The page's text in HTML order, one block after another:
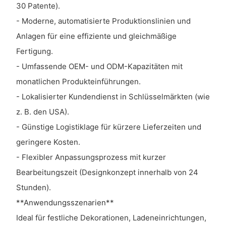
30 Patente).
- Moderne, automatisierte Produktionslinien und
Anlagen für eine effiziente und gleichmäßige
Fertigung.
- Umfassende OEM- und ODM-Kapazitäten mit
monatlichen Produkteinführungen.
- Lokalisierter Kundendienst in Schlüsselmärkten (wie
z. B. den USA).
- Günstige Logistiklage für kürzere Lieferzeiten und
geringere Kosten.
- Flexibler Anpassungsprozess mit kurzer
Bearbeitungszeit (Designkonzept innerhalb von 24
Stunden).
**Anwendungsszenarien**
Ideal für festliche Dekorationen, Ladeneinrichtungen,